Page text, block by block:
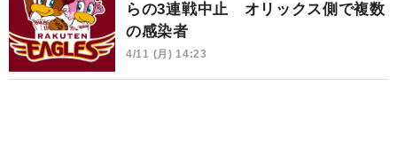
らの3連戦中止 オリックス側で複数
の感染者
4/11 (月) 14:23